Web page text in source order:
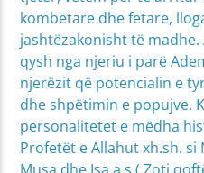
kombëtare dhe fetare,
jashtëzakonisht të
qysh nga njeriu i parë
njerëzit që potencialin e
dhe shpëtimin e popujve.
personalitetet e mëdha
Profetët e Allahut xh.sh. si